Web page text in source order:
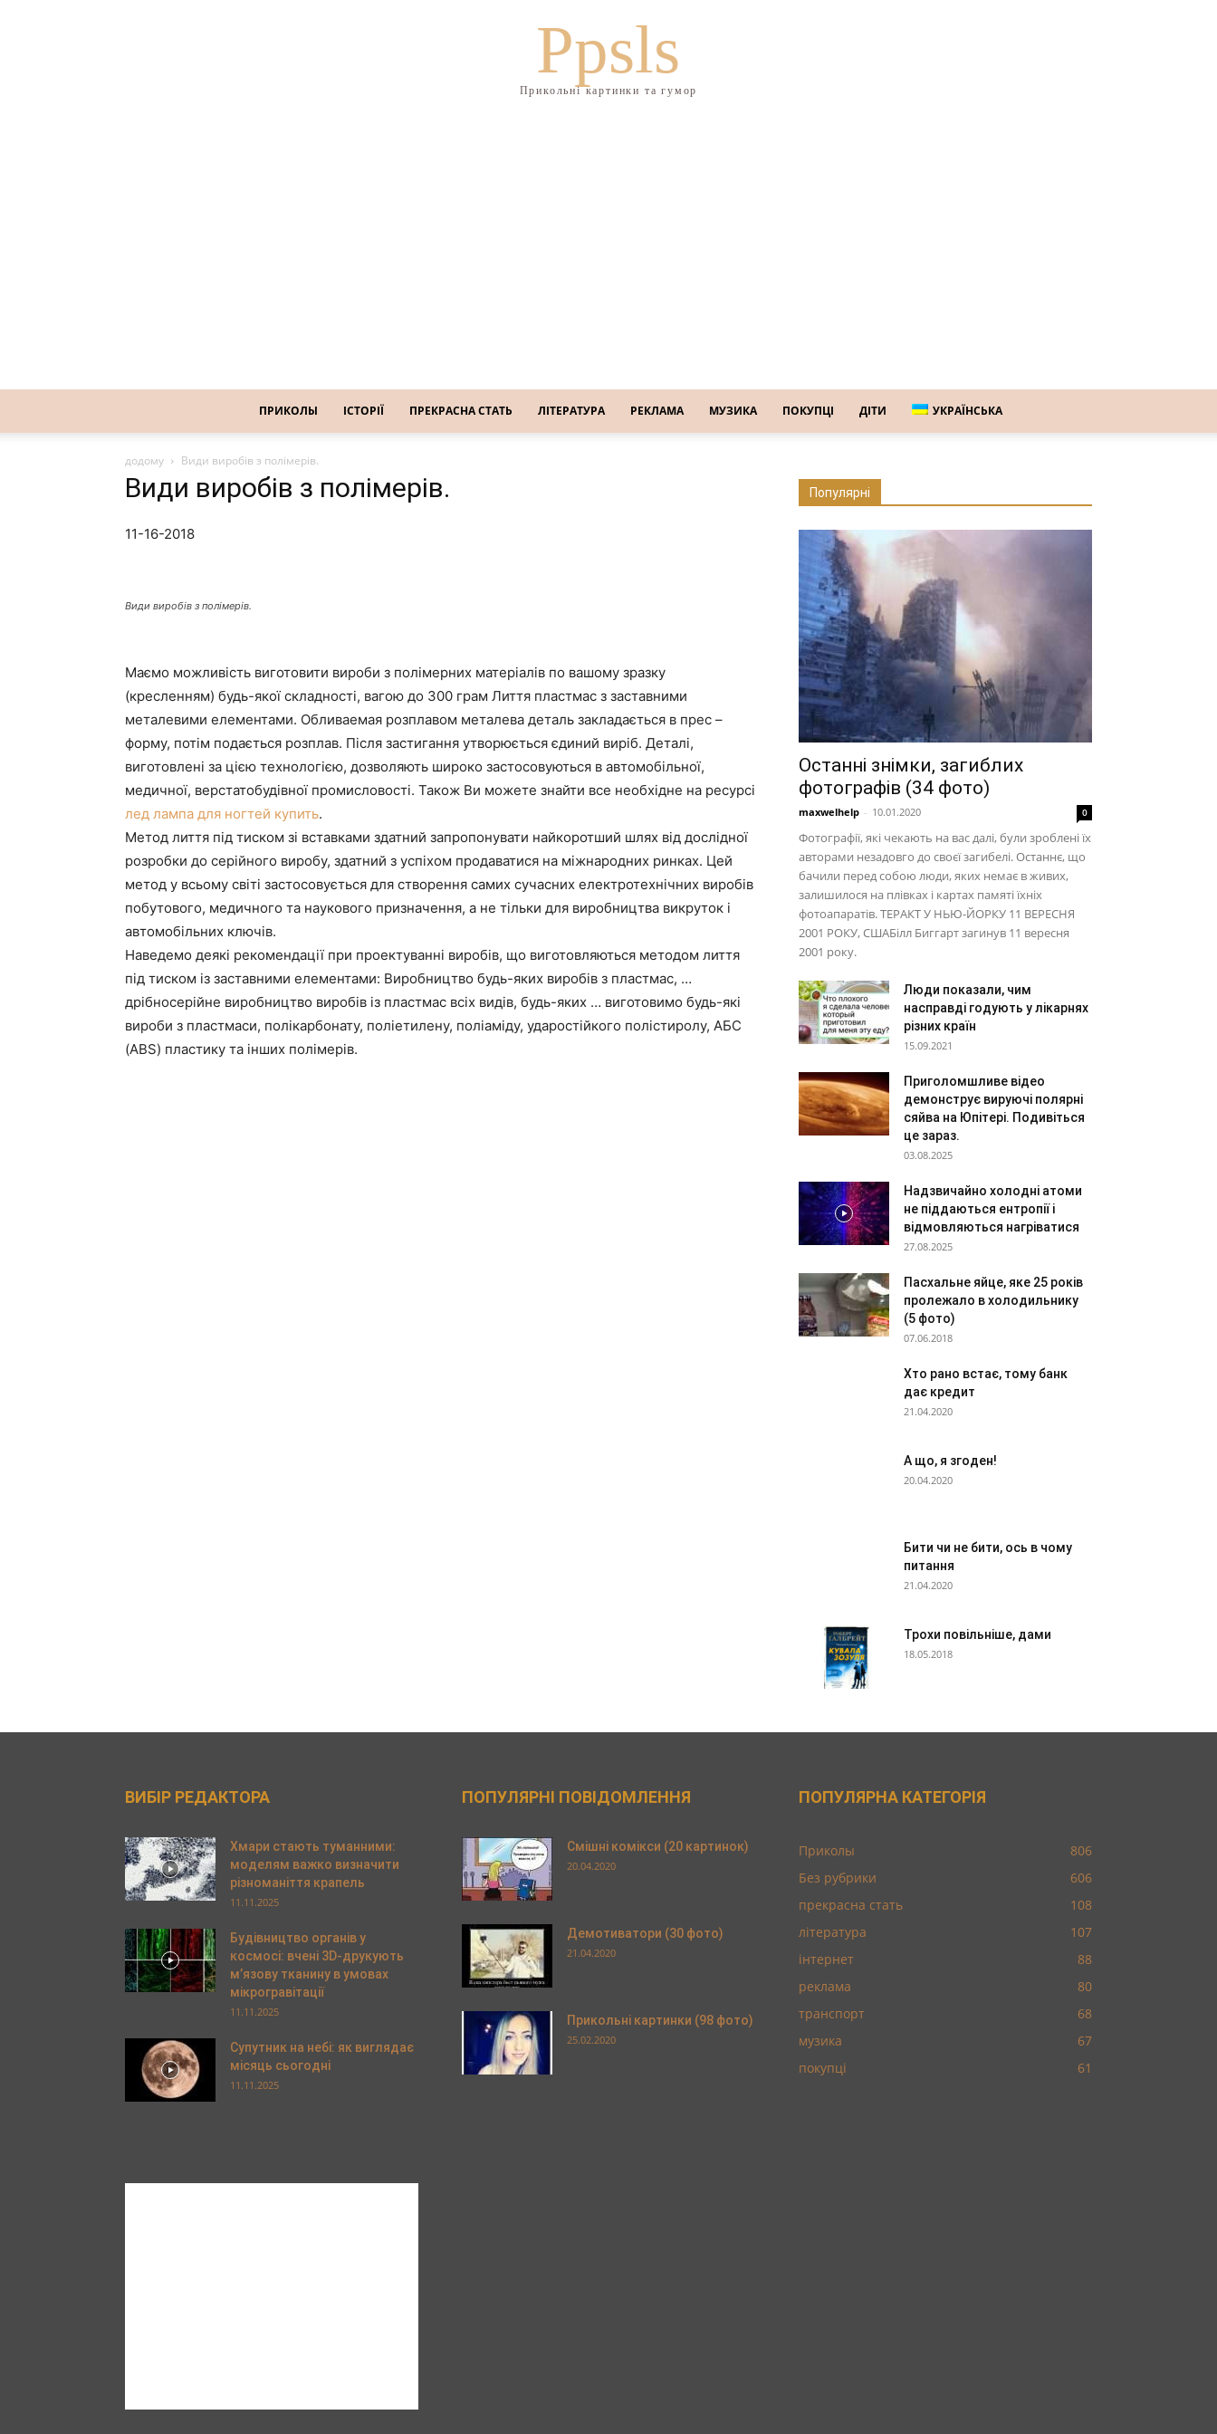
Ppsls
Прикольні картинки та гумор
ПРИКОЛЫ ІСТОРІЇ ПРЕКРАСНА СТАТЬ ЛІТЕРАТУРА РЕКЛАМА МУЗИКА ПОКУПЦІ ДІТИ УКРАЇНСЬКА
додому Види виробів з полімерів.
Види виробів з полімерів.
11-16-2018
Види виробів з полімерів.
Маємо можливість виготовити вироби з полімерних матеріалів по вашому зразку
(кресленням) будь-якої складності, вагою до 300 грам Лиття пластмас з заставними
металевими елементами. Обливаемая розплавом металева деталь закладається в прес –
форму, потім подається розплав. Після застигання утворюється єдиний виріб. Деталі,
виготовлені за цією технологією, дозволяють широко застосовуються в автомобільної,
медичної, верстатобудівної промисловості. Також Ви можете знайти все необхідне на ресурсі
лед лампа для ногтей купить.
Метод лиття під тиском зі вставками здатний запропонувати найкоротший шлях від дослідної
розробки до серійного виробу, здатний з успіхом продаватися на міжнародних ринках. Цей
метод у всьому світі застосовується для створення самих сучасних електротехнічних виробів
побутового, медичного та наукового призначення, а не тільки для виробництва викруток і
автомобільних ключів.
Наведемо деякі рекомендації при проектуванні виробів, що виготовляються методом лиття
під тиском із заставними елементами: Виробництво будь-яких виробів з пластмас, …
дрібносерійне виробництво виробів із пластмас всіх видів, будь-яких … виготовимо будь-які
вироби з пластмаси, полікарбонату, поліетилену, поліаміду, ударостійкого полістиролу, АБС
(ABS) пластику та інших полімерів.
Популярні
Останні знімки, загиблих
фотографів (34 фото)
maxwelhelp - 10.01.2020 0
Фотографії, які чекають на вас далі, були зроблені їх
авторами незадовго до своєї загибелі. Останнє, що
бачили перед собою люди, яких немає в живих,
залишилося на плівках і картах памяті їхніх
фотоапаратів. ТЕРАКТ У НЬЮ-ЙОРКУ 11 ВЕРЕСНЯ
2001 РОКУ, СШАБілл Биггарт загинув 11 вересня
2001 року.
Люди показали, чим
насправді годують у лікарнях
різних країн
15.09.2021
Приголомшливе відео
демонструє вируючі полярні
сяйва на Юпітері. Подивіться
це зараз.
03.08.2025
Надзвичайно холодні атоми
не піддаються ентропії і
відмовляються нагріватися
27.08.2025
Пасхальне яйце, яке 25 років
пролежало в холодильнику
(5 фото)
07.06.2018
Хто рано встає, тому банк
дає кредит
21.04.2020
А що, я згоден!
20.04.2020
Бити чи не бити, ось в чому
питання
21.04.2020
Трохи повільніше, дами
18.05.2018
ВИБІР РЕДАКТОРА
Хмари стають туманними:
моделям важко визначити
різноманіття крапель
11.11.2025
Будівництво органів у
космосі: вчені 3D-друкують
м’язову тканину в умовах
мікрогравітації
11.11.2025
Супутник на небі: як виглядає
місяць сьогодні
11.11.2025
ПОПУЛЯРНІ ПОВІДОМЛЕННЯ
Смішні комікси (20 картинок)
20.04.2020
Демотиватори (30 фото)
21.04.2020
Прикольні картинки (98 фото)
25.02.2020
ПОПУЛЯРНА КАТЕГОРІЯ
Приколы
806
Без рубрики
606
прекрасна стать
108
література
107
інтернет
88
реклама
80
транспорт
68
музика
67
покупці
61